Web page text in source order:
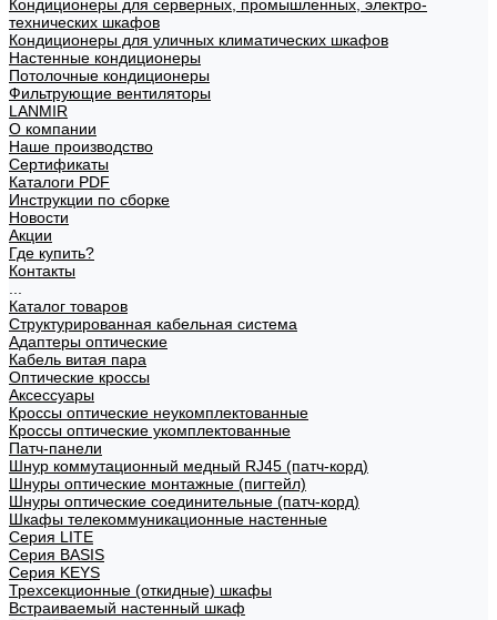
Кондиционеры для серверных, промышленных, электро-
технических шкафов
Кондиционеры для уличных климатических шкафов
Настенные кондиционеры
Потолочные кондиционеры
Фильтрующие вентиляторы
LANMIR
О компании
Наше производство
Сертификаты
Каталоги PDF
Инструкции по сборке
Новости
Акции
Где купить?
Контакты
Каталог товаров
Структурированная кабельная система
Адаптеры оптические
Кабель витая пара
Оптические кроссы
Аксессуары
Кроссы оптические неукомплектованные
Кроссы оптические укомплектованные
Патч-панели
Шнур коммутационный медный RJ45 (патч-корд)
Шнуры оптические монтажные (пигтейл)
Шнуры оптические соединительные (патч-корд)
Шкафы телекоммуникационные настенные
Cерия LITE
Cерия BASIS
Cерия KEYS
Трехсекционные (откидные) шкафы
Встраиваемый настенный шкаф